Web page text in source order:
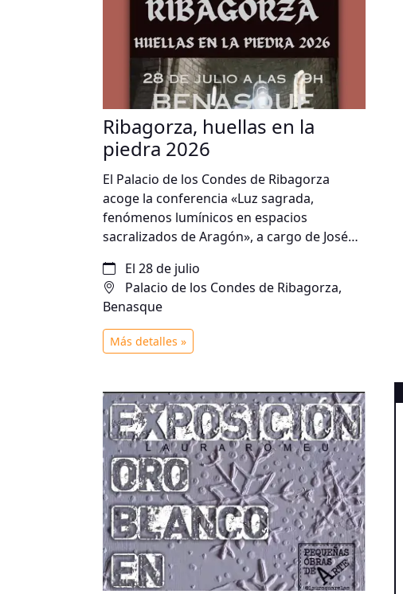
Ribagorza, huellas en la
piedra 2026
El Palacio de los Condes de Ribagorza
acoge la conferencia «Luz sagrada,
fenómenos lumínicos en espacios
sacralizados de Aragón», a cargo de José
descubrir la relación entre la luz, la
arquitectura y los espacios sagrados del
territorio aragonés.
El 28 de julio
Palacio de los Condes de Ribagorza,
Benasque
Más detalles »